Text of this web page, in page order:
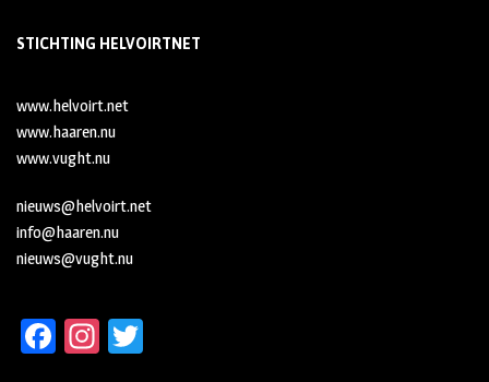
STICHTING HELVOIRTNET
www.helvoirt.net
www.haaren.nu
www.vught.nu
nieuws@helvoirt.net
info@haaren.nu
nieuws@vught.nu
Fa In